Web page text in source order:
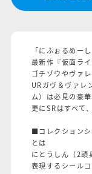
「にふぉるめー
最新作『仮面ラ
ゴチゾウやヴァ
URガヴ＆ヴァレ
ム）は必見の豪華
更にSRはすべて
■コレクションシ
とは
にとうしん（2頭
表現するシール